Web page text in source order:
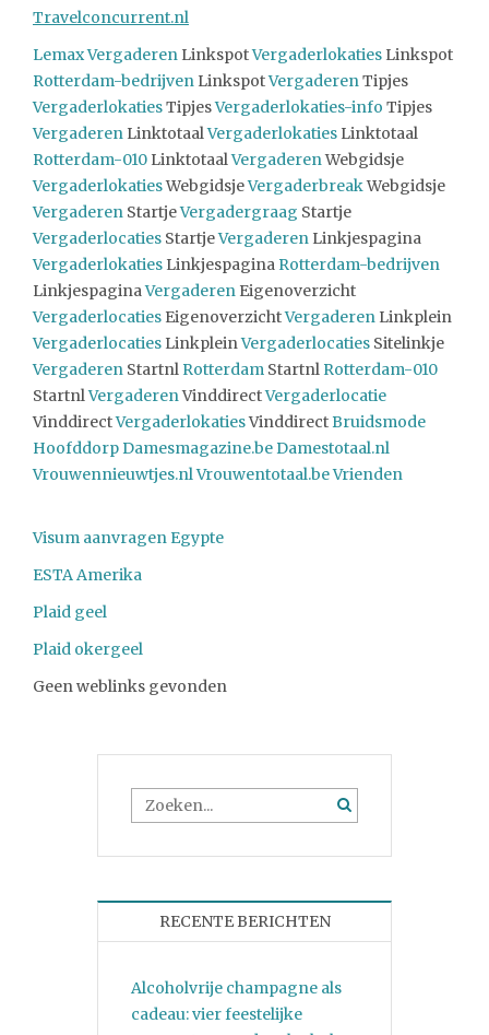
Travelconcurrent.nl
LemaxVergaderen LinkspotVergaderlokaties Linkspot
Rotterdam-bedrijven LinkspotVergaderenTipjes
VergaderlokatiesTipjesVergaderlokaties-info Tipjes
Vergaderen LinktotaalVergaderlokaties Linktotaal
Rotterdam-010 LinktotaalVergaderenWebgidsje
VergaderlokatiesWebgidsjeVergaderbreakWebgidsje
Vergaderen StartjeVergadergraag Startje
Vergaderlocaties StartjeVergaderen Linkjespagina
Vergaderlokaties Linkjespagina Rotterdam-bedrijven
LinkjespaginaVergaderen Eigenoverzicht
Vergaderlocaties EigenoverzichtVergaderen Linkplein
Vergaderlocaties LinkpleinVergaderlocaties Sitelinkje
Vergaderen Startnl Rotterdam Startnl Rotterdam-010
StartnlVergaderenVinddirectVergaderlocatie
VinddirectVergaderlokatiesVinddirectBruidsmode
HoofddorpDamesmagazine.beDamestotaal.nl
Vrouwennieuwtjes.nlVrouwentotaal.beVrienden
Visum aanvragen Egypte
ESTA Amerika
Plaid geel
Plaid okergeel
Geen weblinks gevonden
RECENTE BERICHTEN
Alcoholvrije champagne als
cadeau: vier feestelijke